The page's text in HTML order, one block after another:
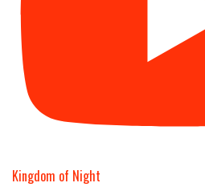
Kingdom of Night